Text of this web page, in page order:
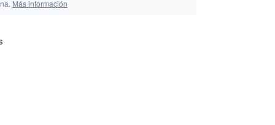
Más información